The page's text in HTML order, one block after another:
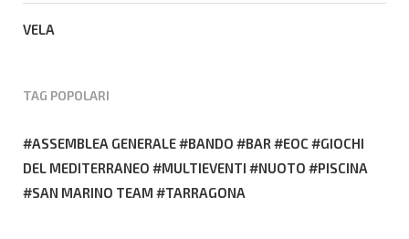
VELA
TAG POPOLARI
ASSEMBLEA GENERALE BANDO BAR EOC
GIOCHI
DEL MEDITERRANEO
MULTIEVENTI NUOTO
PISCINA
SAN MARINO TEAM
TARRAGONA